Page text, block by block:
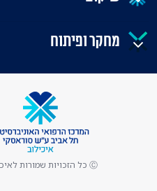
מחקר ופיתוח
Ⓒ כל הזכויות שמורות לאיכילוב